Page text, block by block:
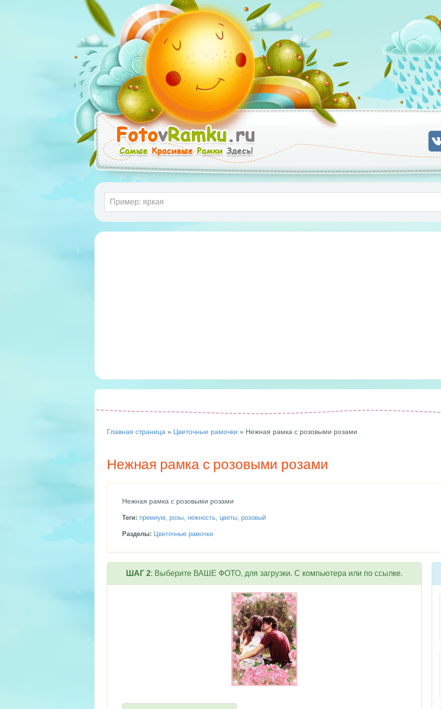
Главная страница » Цветочные рамочки » Нежная рамка с розовыми розами
Нежная рамка с розовыми розами
Нежная рамка с розовыми розами
Теги: премиум, розы, нежность, цветы, розовый
Разделы: Цветочные рамочки
ШАГ 2: Выберите ВАШЕ ФОТО, для загрузки. С компьютера или по ссылке.